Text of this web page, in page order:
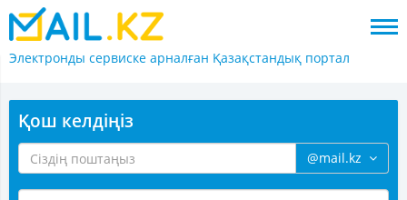
Электронды сервиске арналған Қазақстандық портал
Қош келдіңіз
@mail.kz